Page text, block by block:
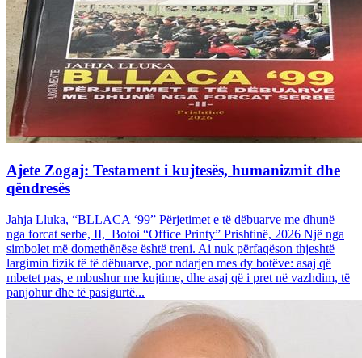
Ajete Zogaj: Testament i kujtesës, humanizmit dhe
qëndresës
Jahja Lluka, “BLLACA ‘99” Përjetimet e të dëbuarve me dhunë
nga forcat serbe, II, Botoi “Office Printy” Prishtinë, 2026 Një nga
simbolet më domethënëse është treni. Ai nuk përfaqëson thjeshtë
largimin fizik të të dëbuarve, por ndarjen mes dy botëve: asaj që
mbetet pas, e mbushur me kujtime, dhe asaj që i pret në vazhdim, të
panjohur dhe të pasigurtë...